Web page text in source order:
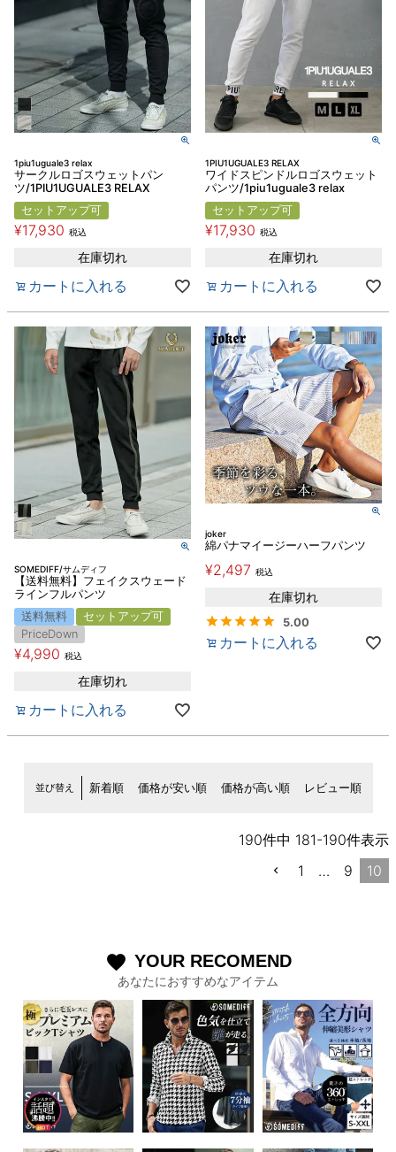
1piu1uguale3 relax
サークルロゴスウェットパン
ツ/1PIU1UGUALE3 RELAX
セットアップ可
¥17,930 税込
在庫切れ
カートに入れる
1PIU1UGUALE3 RELAX
ワイドスピンドルロゴスウェット
パンツ/1piu1uguale3 relax
セットアップ可
¥17,930 税込
在庫切れ
カートに入れる
SOMEDIFF/サムディフ
【送料無料】フェイクスウェード
ラインフルパンツ
送料無料
セットアップ可
PriceDown
¥4,990 税込
在庫切れ
カートに入れる
joker
綿パナマイージーハーフパンツ
¥2,497 税込
在庫切れ
5.00
カートに入れる
並び替え 新着順 価格が安い順 価格が高い順 レビュー順
190件中 181-190件表示
1
… 9 10
favorite YOUR RECOMEND
あなたにおすすめなアイテム